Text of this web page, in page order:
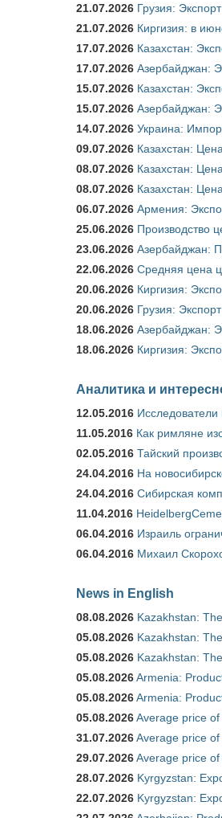
21.07.2026 Грузия:
21.07.2026 Киргизия: в
17.07.2026 Казахстан:
17.07.2026 Азербайджан:
15.07.2026 Казахстан:
15.07.2026 Азербайджан:
14.07.2026 Украина:
09.07.2026 Казахстан:
08.07.2026 Казахстан:
08.07.2026 Казахстан:
06.07.2026 Армения:
25.06.2026 Производство
23.06.2026 Азербайджан:
22.06.2026 Средняя цена
20.06.2026 Киргизия:
20.06.2026 Грузия:
18.06.2026 Азербайджан:
18.06.2026 Киргизия:
Аналитика и
12.05.2016 Исследователи
11.05.2016 Как римляне
02.05.2016 Тайский
24.04.2016 На
24.04.2016 Сибирская
11.04.2016
06.04.2016 Израиль
06.04.2016 Михаил
News in English
08.08.2026 Kazakhstan:
05.08.2026 Kazakhstan:
05.08.2026 Kazakhstan:
05.08.2026Armenia:
05.08.2026Armenia:
05.08.2026Average price
31.07.2026Average price
29.07.2026Average price
28.07.2026 Kyrgyzstan:
22.07.2026 Kyrgyzstan: